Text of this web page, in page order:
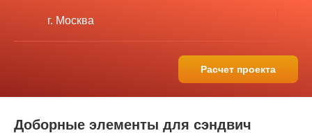
г. Москва
Расчет проекта
Доборные элементы для сэндвич